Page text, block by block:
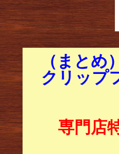
（まと
クリップ
専門店